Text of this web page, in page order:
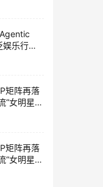
乐行业
代，人到
矩阵再落
“女明星”
正版
消奇遇》
矩阵再落
“女明星”
正版